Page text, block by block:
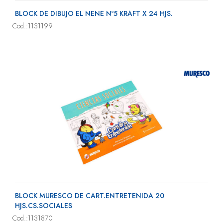
BLOCK DE DIBUJO EL NENE Nº5 KRAFT X 24 HJS.
Cod.:1131199
BLOCK MURESCO DE CART.ENTRETENIDA 20
HJS.CS.SOCIALES
Cod.:1131870